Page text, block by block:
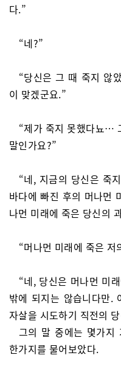
다.”
“네?”
“당신은 그 때 죽지 않
이 맞겠군요.”
“제가 죽지 못했다뇨…
말인가요?”
“네, 지금의 당신은 죽
바다에 빠진 후의 머나먼
나먼 미래에 죽은 당신의
“머나먼 미래에 죽은 저
“네, 당신은 머나먼 미
밖에 되지는 않습니다만.
자살을 시도하기 직전의
그의 말 중에는 몇가지
한가지를 물어보았다.